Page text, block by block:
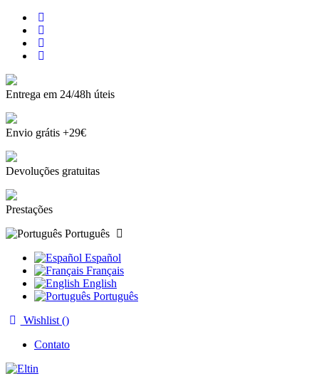
Entrega em 24/48h úteis
Envio grátis +29€
Devoluções gratuitas
Prestações
Português
Español
Français
English
Português
Wishlist ()
Contato